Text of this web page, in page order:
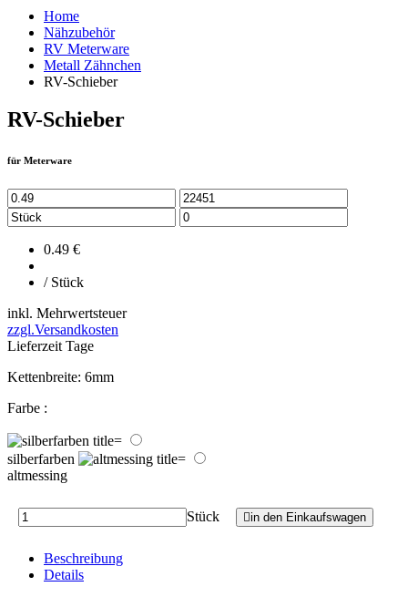
Home
Nähzubehör
RV Meterware
Metall Zähnchen
RV-Schieber
RV-Schieber
für Meterware
0.49 €
/ Stück
inkl. Mehrwertsteuer
zzgl.Versandkosten
LieferzeitTage
Kettenbreite: 6mm
Farbe :
silberfarben
altmessing
Stück in den Einkaufswagen
Beschreibung
Details